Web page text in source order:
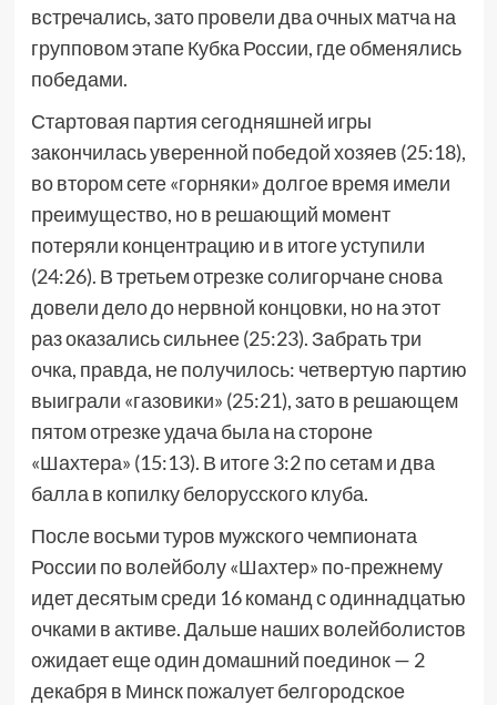
встречались, зато провели два очных матча на
групповом этапе Кубка России, где обменялись
победами.
Стартовая партия сегодняшней игры
закончилась уверенной победой хозяев (25:18),
во втором сете «горняки» долгое время имели
преимущество, но в решающий момент
потеряли концентрацию и в итоге уступили
(24:26). В третьем отрезке солигорчане снова
довели дело до нервной концовки, но на этот
раз оказались сильнее (25:23). Забрать три
очка, правда, не получилось: четвертую партию
выиграли «газовики» (25:21), зато в решающем
пятом отрезке удача была на стороне
«Шахтера» (15:13). В итоге 3:2 по сетам и два
балла в копилку белорусского клуба.
После восьми туров мужского чемпионата
России по волейболу «Шахтер» по-прежнему
идет десятым среди 16 команд с одиннадцатью
очками в активе. Дальше наших волейболистов
ожидает еще один домашний поединок — 2
декабря в Минск пожалует белгородское